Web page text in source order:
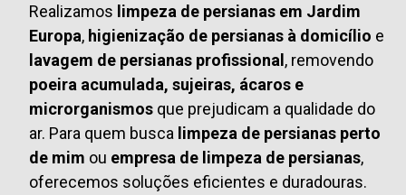
Realizamos limpeza de persianas em Jardim
Europa, higienização de persianas à domicílio e
lavagem de persianas profissional, removendo
poeira acumulada, sujeiras, ácaros e
microrganismos que prejudicam a qualidade do
ar. Para quem busca limpeza de persianas perto
de mim ou empresa de limpeza de persianas,
oferecemos soluções eficientes e duradouras.